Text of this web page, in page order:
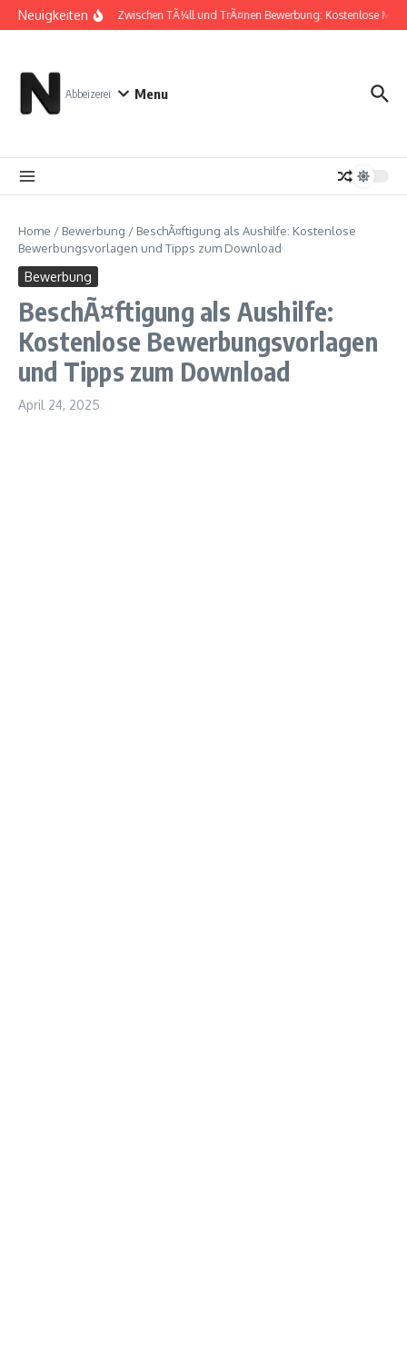
Zum Inhalt springen
Neuigkeiten Zwischen TÃ¼ll und TrÃ¤nen Bewerbung: Kostenlose
Abbeizerei Menu
Home / Bewerbung / BeschÃ¤ftigung als Aushilfe: Kostenlose
Bewerbungsvorlagen und Tipps zum Download
Bewerbung
BeschÃ¤ftigung als Aushilfe:
Kostenlose Bewerbungsvorlagen
und Tipps zum Download
April 24, 2025